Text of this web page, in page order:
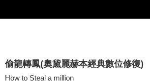
偷龍轉鳳(奧黛麗赫本經典數位修復)
How to Steal a million